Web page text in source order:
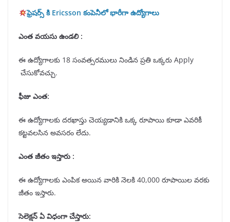
ఫ్రెషర్స్ కి Ericsson కంపెనీలో భారీగా ఉద్యోగాలు
ఎంత వయసు ఉండలి :
ఈ ఉద్యోగాలకు 18 సంవత్సరములు నిండిన ప్రతి ఒక్కరు Apply
చేసుకోవచ్చు.
ఫీజు ఎంత:
ఈ ఉద్యోగాలకు దరఖాస్తు చెయ్యడానికి ఒక్క రూపాయి కూడా ఎవరికీ
కట్టవలసిన అవసరం లేదు.
ఎంత జీతం ఇస్తారు :
ఈ ఉద్యోగాలకు ఎంపిక అయిన వారికి నెలకి 40,000 రూపాయిల వరకు
జీతం ఇస్తారు.
సెలెక్షన్ ఏ విధంగా చేస్తారు: